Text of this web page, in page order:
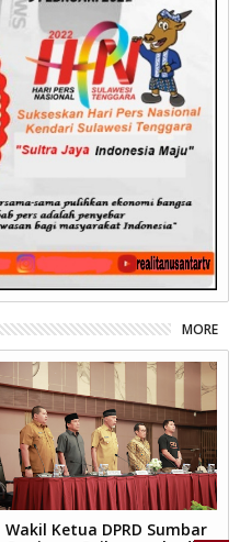
MORE
Wakil Ketua DPRD Sumbar